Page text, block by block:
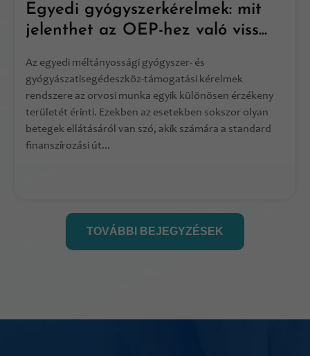
Egyedi gyógyszerkérelmek: mit
jelenthet az OEP-hez való viss...
Az egyedi méltányossági gyógyszer- és
gyógyászatisegédeszköz-támogatási kérelmek
rendszere az orvosi munka egyik különösen érzékeny
területét érinti. Ezekben az esetekben sokszor olyan
betegek ellátásáról van szó, akik számára a standard
finanszírozási út...
TOVÁBBI BEJEGYZÉSEK